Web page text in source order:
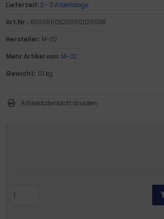
Lieferzeit: 2 - 3 Arbeitstage
Art.Nr.: R000660920000020008
Hersteller: M-02
Mehr Artikel von: M-02
Gewicht: 0.1 kg
Artikeldatenblatt drucken